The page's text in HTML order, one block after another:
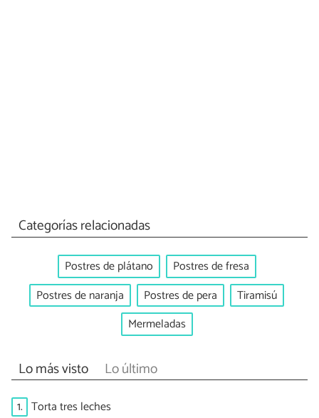
Categorías relacionadas
Postres de plátano
Postres de fresa
Postres de naranja
Postres de pera
Tiramisú
Mermeladas
Lo más visto Lo último
1. Torta tres leches